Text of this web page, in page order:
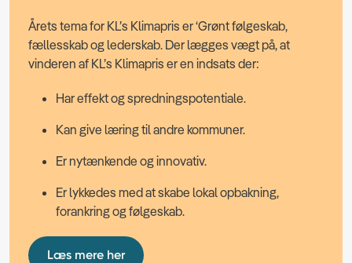
Årets tema for KL’s Klimapris er ‘Grønt følgeskab,
fællesskab og lederskab. Der lægges vægt på, at
vinderen af KL’s Klimapris er en indsats der:
Har effekt og spredningspotentiale.
Kan give læring til andre kommuner.
Er nytænkende og innovativ.
Er lykkedes med at skabe lokal opbakning,
forankring og følgeskab.
Læs mere her